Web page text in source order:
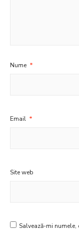
Nume *
Email *
Site web
Salvează-mi